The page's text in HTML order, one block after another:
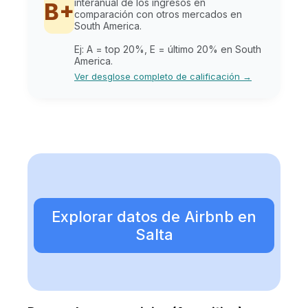
B+interanual de los ingresos en
comparación con otros mercados en
South America.
Ej: A = top 20%, E = último 20% en South
America.
Ver desglose completo de calificación →
Explorar datos de Airbnb en
Salta